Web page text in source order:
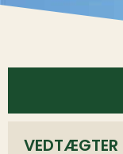
VEDTÆGTER